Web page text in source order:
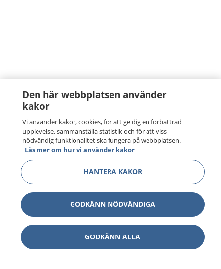
Den här webbplatsen använder
kakor
Vi använder kakor, cookies, för att ge dig en förbättrad
upplevelse, sammanställa statistik och för att viss
nödvändig funktionalitet ska fungera på webbplatsen.
Läs mer om hur vi använder kakor
HANTERA KAKOR
GODKÄNN NÖDVÄNDIGA
GODKÄNN ALLA